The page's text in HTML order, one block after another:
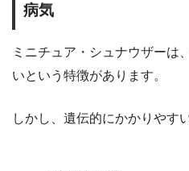
病気
ミニチュア・シュナウザーは
いという特徴があります。
しかし、遺伝的にかかりやす